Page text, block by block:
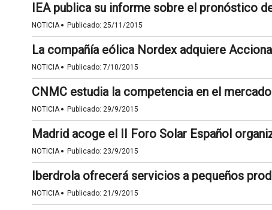
IEA publica su informe sobre el pronóstico
NOTICIA· Publicado: 25/11/2015
La compañía eólica Nordex adquiere
NOTICIA· Publicado: 7/10/2015
CNMC estudia la competencia en el
NOTICIA· Publicado: 29/9/2015
Madrid acoge el II Foro Solar Español
NOTICIA· Publicado: 23/9/2015
Iberdrola ofrecerá servicios a pequeños
NOTICIA· Publicado: 21/9/2015